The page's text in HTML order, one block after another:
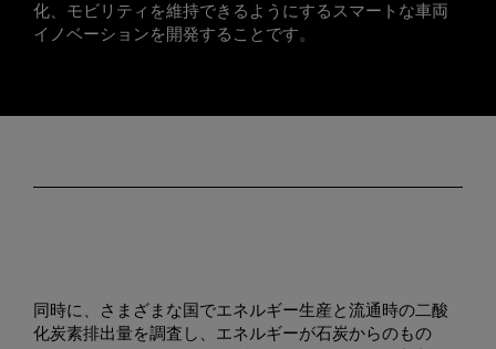
化、モビリティを維持できるようにするスマートな車両
イノベーションを開発することです。
同時に、さまざまな国でエネルギー生産と流通時の二酸
化炭素排出量を調査し、エネルギーが石炭からのもの